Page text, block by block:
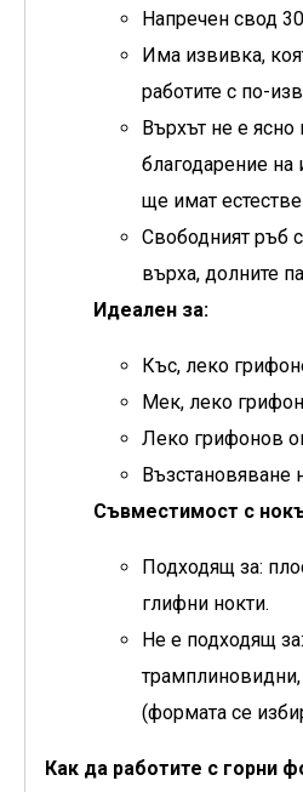
Напречен свод
Има извивка,
работите с по-
Върхът не е ясно
благодарение на
ще имат
Свободният ръб
върха, долните
Идеален за:
Къс, леко
Мек, леко
Леко грифонов
Възстановяване
Съвместимост с
Подходящ за:
глифни нокти.
Не е подходящ
(формата се
Как да работите с горни